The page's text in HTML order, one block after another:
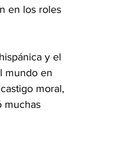
en los roles
y el
mundo en
moral,
muchas